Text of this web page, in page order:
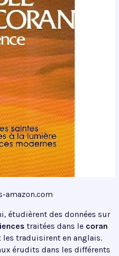
amazon.com
étudièrent des données sur
traitées dans le coran
traduisirent en anglais.
érudits dans les différents